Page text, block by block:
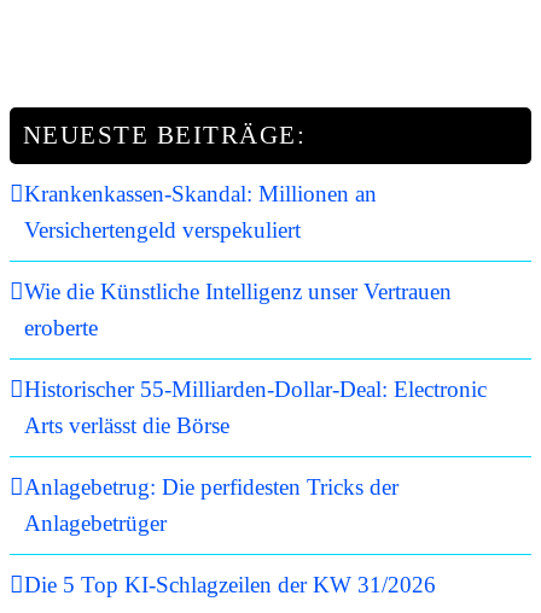
NEUESTE BEITRÄGE:
Krankenkassen-Skandal: Millionen an
Versichertengeld verspekuliert
Wie die Künstliche Intelligenz unser Vertrauen
eroberte
Historischer 55-Milliarden-Dollar-Deal: Electronic
Arts verlässt die Börse
Anlagebetrug: Die perfidesten Tricks der
Anlagebetrüger
Die 5 Top KI-Schlagzeilen der KW 31/2026